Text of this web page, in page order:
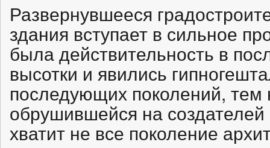
Развернувшееся
здания вступает в сильное
была действительность в
высотки и явились
последующих поколений, тем
обрушившейся на
хватит не все поколение